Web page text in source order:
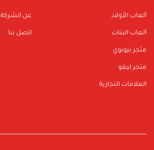
ألعاب الأولاد
ألعاب البنات
متجر نيوبوي
متجر ليغو
العلامات التجارية
عن الشركة
اتصل بنا